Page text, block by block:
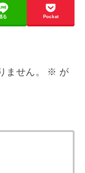
る Pocket
ません。 ※ が